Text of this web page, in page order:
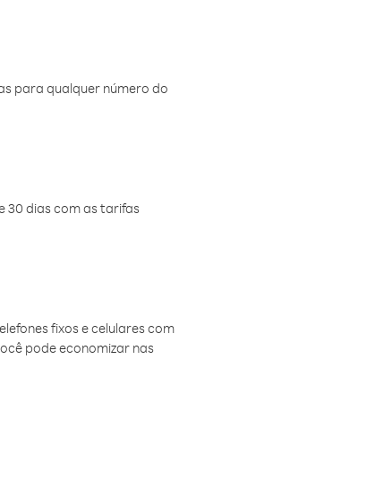
para qualquer número do
30 dias com as tarifas
fixos e celulares com
pode economizar nas